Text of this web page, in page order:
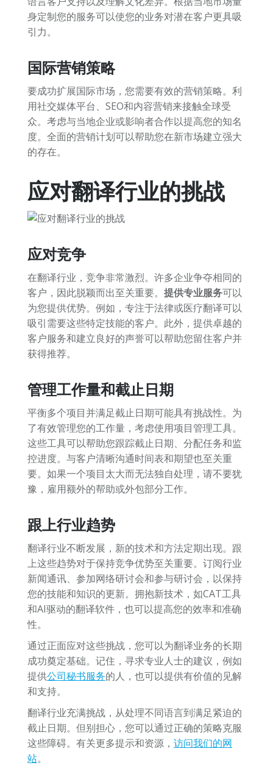
身定制您的服务可以使您的业务对潜在客户更具吸
引力。
国际营销策略
要成功扩展国际市场，您需要有效的营销策略。利
用社交媒体平台、SEO和内容营销来接触全球受
众。考虑与当地企业或影响者合作以提高您的知名
度。全面的营销计划可以帮助您在新市场建立强大
的存在。
应对翻译行业的挑战
应对竞争
在翻译行业，竞争非常激烈。许多企业争夺相同的
客户，因此脱颖而出至关重要。 提供专业服务可以
为您提供优势。例如，专注于法律或医疗翻译可以
吸引需要这些特定技能的客户。此外，提供卓越的
客户服务和建立良好的声誉可以帮助您留住客户并
获得推荐。
管理工作量和截止日期
平衡多个项目并满足截止日期可能具有挑战性。为
了有效管理您的工作量，考虑使用项目管理工具。
这些工具可以帮助您跟踪截止日期、分配任务和监
控进度。与客户清晰沟通时间表和期望也至关重
要。如果一个项目太大而无法独自处理，请不要犹
豫，雇用额外的帮助或外包部分工作。
跟上行业趋势
翻译行业不断发展，新的技术和方法定期出现。跟
上这些趋势对于保持竞争优势至关重要。订阅行业
新闻通讯、参加网络研讨会和参与研讨会，以保持
您的技能和知识的更新。拥抱新技术，如CAT工具
和AI驱动的翻译软件，也可以提高您的效率和准确
性。
通过正面应对这些挑战，您可以为翻译业务的长期
成功奠定基础。记住，寻求专业人士的建议，例如
提供公司秘书服务的人，也可以提供有价值的见解
和支持。
翻译行业充满挑战，从处理不同语言到满足紧迫的
截止日期。但别担心，您可以通过正确的策略克服
这些障碍。有关更多提示和资源， 访问我们的网
站。